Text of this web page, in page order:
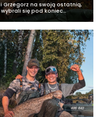
Grzegorz na swoją ostatnią,
się pod koniec
zasiadkę podczas